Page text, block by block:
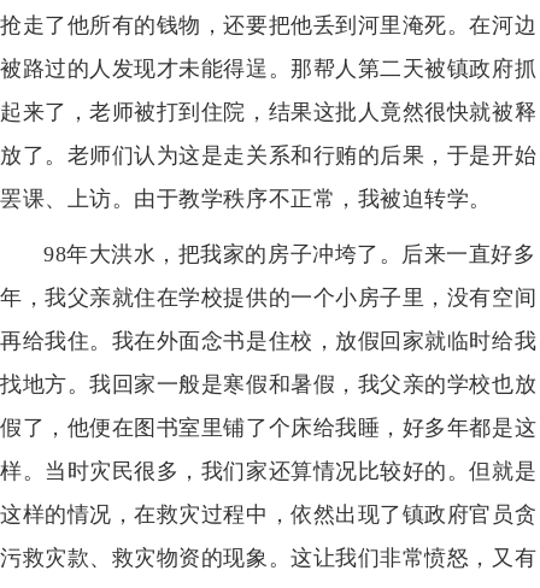
抢走了他所有的钱物，还要把他丢到河里淹死。在河边
被路过的人发现才未能得逞。那帮人第二天被镇政府抓
起来了，老师被打到住院，结果这批人竟然很快就被释
放了。老师们认为这是走关系和行贿的后果，于是开始
罢课、上访。由于教学秩序不正常，我被迫转学。
98年大洪水，把我家的房子冲垮了。后来一直好多
年，我父亲就住在学校提供的一个小房子里，没有空间
再给我住。我在外面念书是住校，放假回家就临时给我
找地方。我回家一般是寒假和暑假，我父亲的学校也放
假了，他便在图书室里铺了个床给我睡，好多年都是这
样。当时灾民很多，我们家还算情况比较好的。但就是
这样的情况，在救灾过程中，依然出现了镇政府官员贪
污救灾款、救灾物资的现象。这让我们非常愤怒，又有